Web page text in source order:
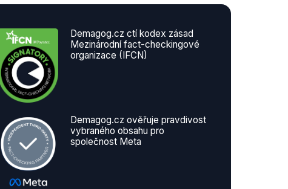
Demagog.cz ctí kodex zásad
Mezinárodní fact-checkingové
organizace (IFCN)
Demagog.cz ověřuje pravdivost
vybraného obsahu pro
společnost Meta